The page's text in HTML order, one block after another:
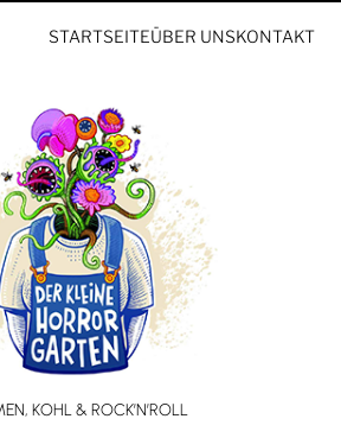
STARTSEITEÜBER UNSKONTAKT
KOHL & ROCK’N’ROLL